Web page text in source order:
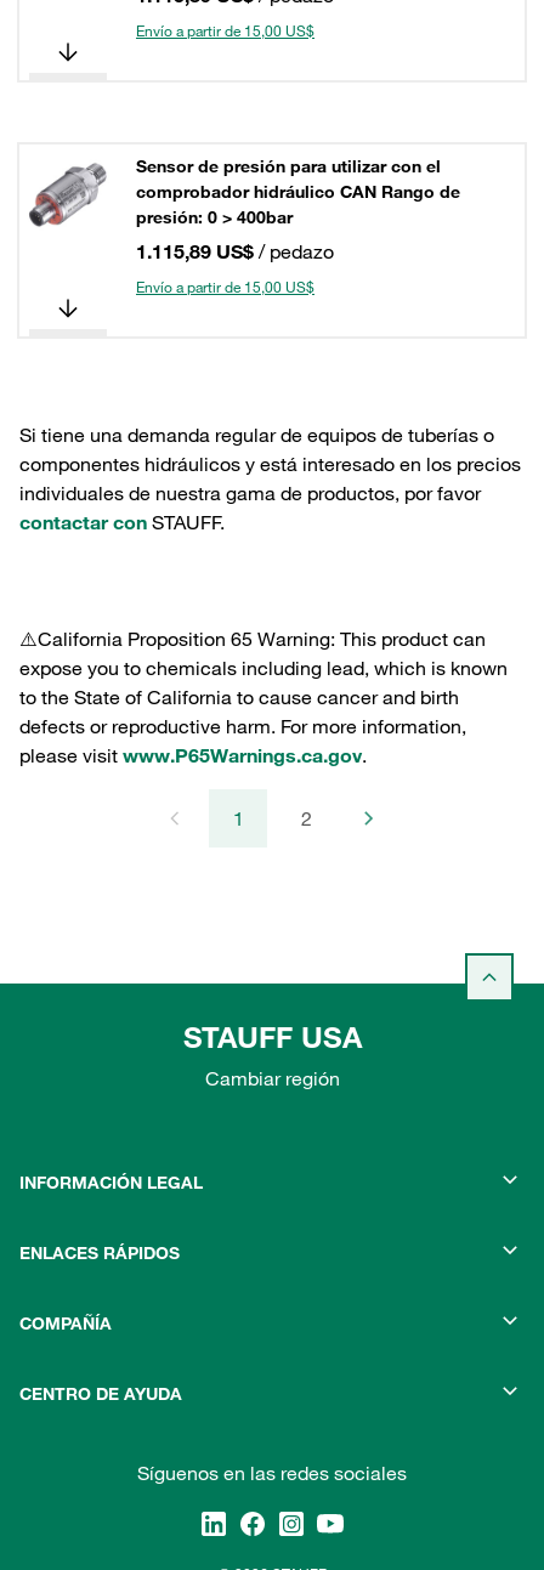
Envío a partir de 15,00 US$
Sensor de presión para utilizar con el
comprobador hidráulico CAN Rango de
presión: 0 > 400bar
1.115,89 US$ / pedazo
Envío a partir de 15,00 US$
Si tiene una demanda regular de equipos de tuberías o
componentes hidráulicos y está interesado en los precios
individuales de nuestra gama de productos, por favor
contactar con STAUFF.
⚠️California Proposition 65 Warning: This product can
expose you to chemicals including lead, which is known
to the State of California to cause cancer and birth
defects or reproductive harm. For more information,
please visit www.P65Warnings.ca.gov.
1 2
STAUFF USA
Cambiar región
INFORMACIÓN LEGAL
ENLACES RÁPIDOS
COMPAÑÍA
CENTRO DE AYUDA
Síguenos en las redes sociales